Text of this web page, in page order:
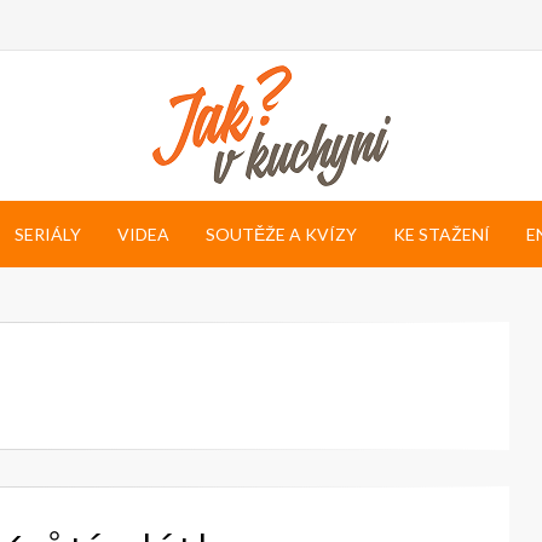
SERIÁLY VIDEA SOUTĚŽE A KVÍZY KE STAŽENÍ